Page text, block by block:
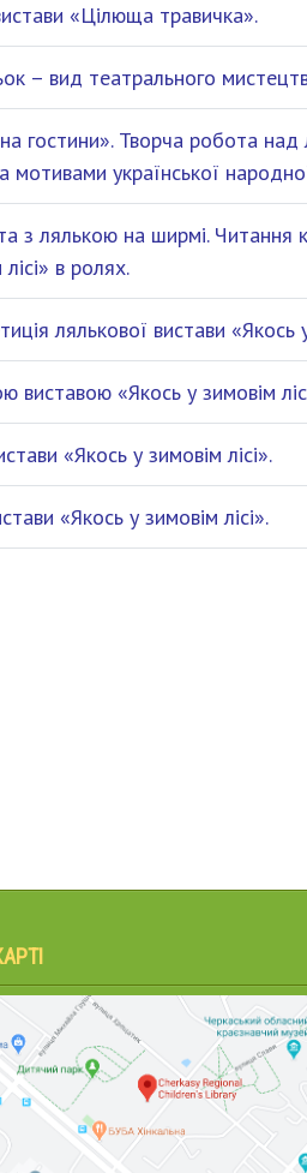
«Цілюща травичка».
– вид театрального
гостини». Творча робота
мотивами української
з лялькою на ширмі. Читання
в ролях.
лялькової вистави «Якось
виставою «Якось у зимовім
«Якось у зимовім лісі».
«Якось у зимовім лісі».